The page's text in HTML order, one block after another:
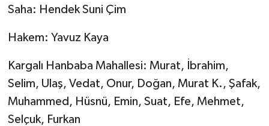
Saha: Hendek Suni Çim
Hakem: Yavuz Kaya
Kargalı Hanbaba Mahallesi: Murat, İbrahim,
Selim, Ulaş, Vedat, Onur, Doğan, Murat K., Şafak,
Muhammed, Hüsnü, Emin, Suat, Efe, Mehmet,
Selçuk, Furkan